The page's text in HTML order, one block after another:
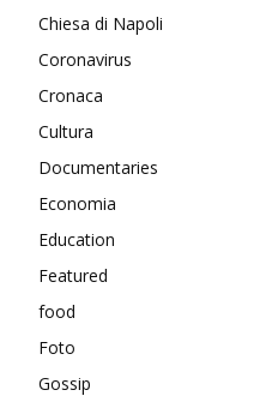
Chiesa di Napoli
Coronavirus
Cronaca
Cultura
Documentaries
Economia
Education
Featured
food
Foto
Gossip